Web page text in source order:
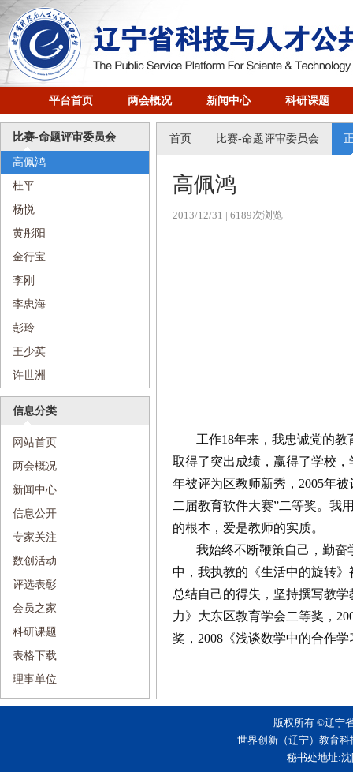
平台首页 两会概况 新闻中心 科研课题
比赛-命题评审委员会
高佩鸿
杜平
杨悦
黄彤阳
金行宝
李刚
李忠海
彭玲
王少英
许世洲
信息分类
网站首页
两会概况
新闻中心
信息公开
专家关注
数创活动
评选表彰
会员之家
科研课题
表格下载
理事单位
首页 比赛-命题评审委员会
高佩鸿
2013/12/31 | 6189次浏览
工作18年来，我忠诚党的
取得了突出成绩，赢得了学校
年被评为区教师新秀，2005年
二届教育软件大赛”二等奖。
的根本，爱是教师的实质。
我始终不断鞭策自己，勤奋
中，我执教的《生活中的旋转
总结自己的得失，坚持撰写教
力》大东区教育学会二等奖，
奖，2008《浅谈数学中的合作
版权所有 ©辽宁
世界创新（辽宁）教育
秘书处地址: